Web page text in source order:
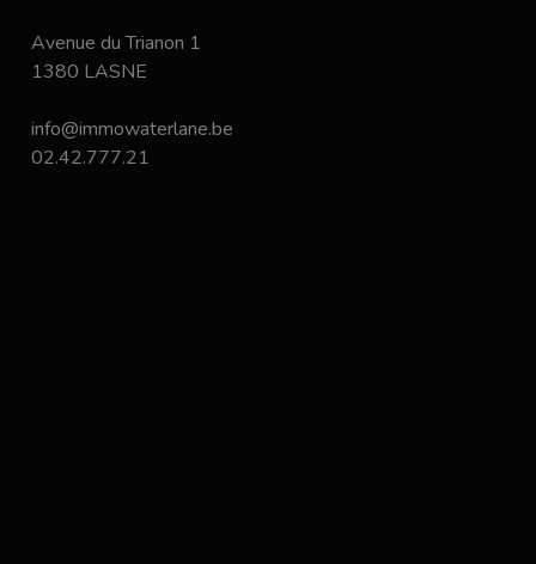
Avenue du Trianon 1
1380 LASNE
info@immowaterlane.be
02.42.777.21